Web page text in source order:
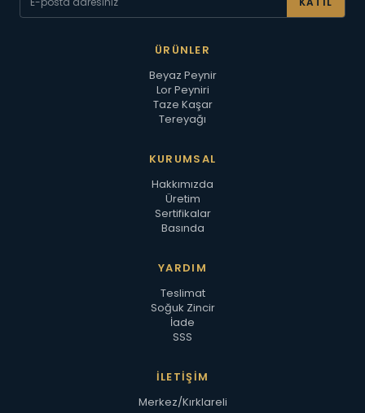
ÜRÜNLER
Beyaz Peynir
Lor Peyniri
Taze Kaşar
Tereyağı
KURUMSAL
Hakkımızda
Üretim
Sertifikalar
Basında
YARDIM
Teslimat
Soğuk Zincir
İade
SSS
İLETIŞIM
Merkez/Kırklareli